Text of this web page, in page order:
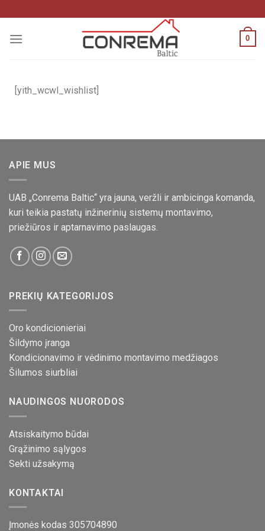
0
[yith_wcwl_wishlist]
APIE MUS
UAB „Conrema Baltic“ yra jauna, veržli ir ambicinga komanda,
kuri teikia pastatų inžinerinių sistemų montavimo,
priežiūros ir aptarnavimo paslaugas.
PREKIŲ KATEGORIJOS
Oro kondicionieriai
Šildymo įranga
Kondicionavimo ir vėdinimo montavimo medžiagos
Šilumos siurbliai
NAUDINGOS NUORODOS
Atsiskaitymo būdai
Grąžinimo sąlygos
Sekti užsakymą
KONTAKTAI
Įmonės kodas 305704890